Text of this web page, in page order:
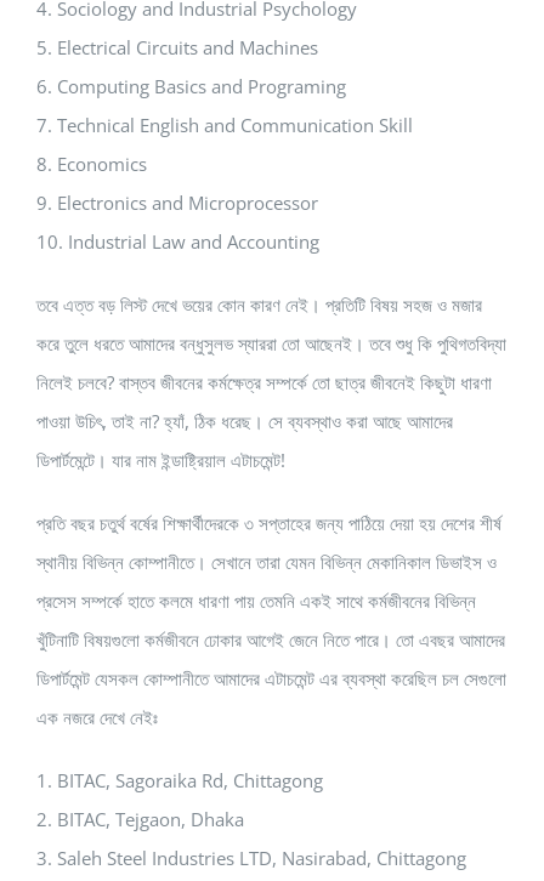
4. Sociology and Industrial Psychology
5. Electrical Circuits and Machines
6. Computing Basics and Programing
7. Technical English and Communication Skill
8. Economics
9. Electronics and Microprocessor
10. Industrial Law and Accounting
তবে এত্ত বড় লিস্ট দেখে ভয়ের কোন কারণ নেই। প্রতিটি বিষয় সহজ ও মজার
করে তুলে ধরতে আমাদের বন্ধুসুলভ স্যাররা তো আছেনই। তবে শুধু কি পুথিগতবিদ্যা
নিলেই চলবে? বাস্তব জীবনের কর্মক্ষেত্র সম্পর্কে তো ছাত্র জীবনেই কিছুটা ধারণা
পাওয়া উচিৎ, তাই না? হ্যাঁ, ঠিক ধরেছ। সে ব্যবস্থাও করা আছে আমাদের
ডিপার্টমেন্টে। যার নাম ইন্ডাষ্ট্রিয়াল এটাচমেন্ট!
প্রতি বছর চতুর্থ বর্ষের শিক্ষার্থীদেরকে ৩ সপ্তাহের জন্য পাঠিয়ে দেয়া হয় দেশের শীর্ষ
স্থানীয় বিভিন্ন কোম্পানীতে। সেখানে তারা যেমন বিভিন্ন মেকানিকাল ডিভাইস ও
প্রসেস সম্পর্কে হাতে কলমে ধারণা পায় তেমনি একই সাথে কর্মজীবনের বিভিন্ন
খুঁটিনাটি বিষয়গুলো কর্মজীবনে ঢোকার আগেই জেনে নিতে পারে। তো এবছর আমাদের
ডিপার্টমেন্ট যেসকল কোম্পানীতে আমাদের এটাচমেন্ট এর ব্যবস্থা করেছিল চল সেগুলো
এক নজরে দেখে নেইঃ
1. BITAC, Sagoraika Rd, Chittagong
2. BITAC, Tejgaon, Dhaka
3. Saleh Steel Industries LTD, Nasirabad, Chittagong